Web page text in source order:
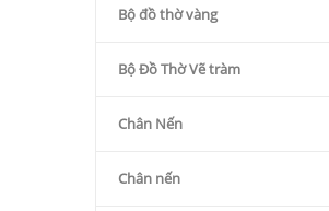
Bộ đồ thờ vàng
Bộ Đồ Thờ Vẽ tràm
Chân Nến
Chân nến